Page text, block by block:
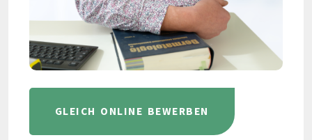
GLEICH ONLINE BEWERBEN